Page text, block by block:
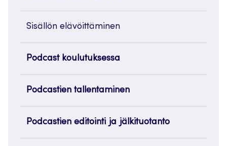
Sisällön elävöittäminen
Podcast koulutuksessa
Podcastien tallentaminen
Podcastien editointi ja jälkituotanto